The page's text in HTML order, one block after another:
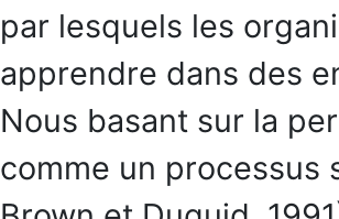
par lesquels les
apprendre dans des
Nous basant sur la
comme un processus